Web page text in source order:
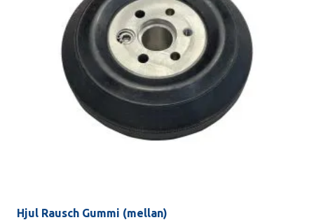
Hjul Rausch Gummi (mellan)